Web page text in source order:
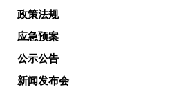
政策法规
应急预案
公示公告
新闻发布会